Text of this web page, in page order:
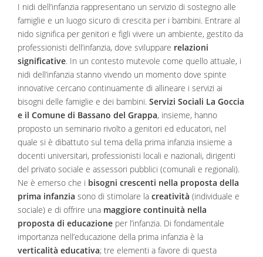
I nidi dell’infanzia rappresentano un servizio di sostegno alle
famiglie e un luogo sicuro di crescita per i bambini. Entrare al
nido significa per genitori e figli vivere un ambiente, gestito da
professionisti dell’infanzia, dove sviluppare relazioni
significative. In un contesto mutevole come quello attuale, i
nidi dell’infanzia stanno vivendo un momento dove spinte
innovative cercano continuamente di allineare i servizi ai
bisogni delle famiglie e dei bambini.Servizi Sociali La Goccia
e il Comune di Bassano del Grappa, insieme, hanno
proposto un seminario rivolto a genitori ed educatori, nel
quale si è dibattuto sul tema della prima infanzia insieme a
docenti universitari, professionisti locali e nazionali, dirigenti
del privato sociale e assessori pubblici (comunali e regionali).
Ne è emerso che i bisogni crescenti nella proposta della
prima infanzia sono di stimolare lacreatività (individuale e
sociale) e di offrire una maggiore continuità nella
proposta di educazione per l’infanzia. Di fondamentale
importanza nell’educazione della prima infanzia è la
verticalità educativa; tre elementi a favore di questa